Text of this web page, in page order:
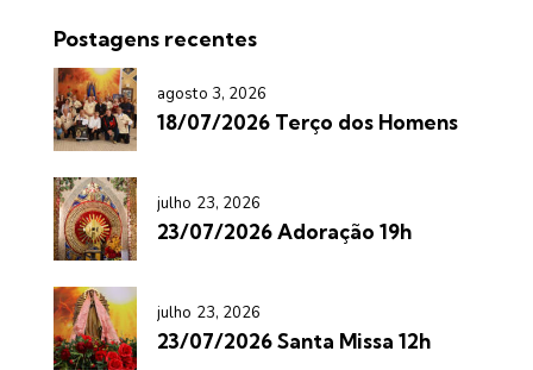
Postagens recentes
agosto 3, 2026
18/07/2026 Terço dos Homens
julho 23, 2026
23/07/2026 Adoração 19h
julho 23, 2026
23/07/2026 Santa Missa 12h